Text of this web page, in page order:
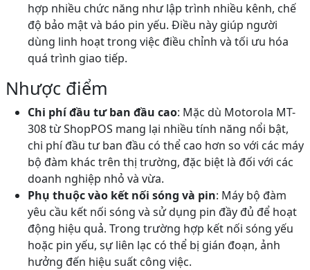
hợp nhiều chức năng như lập trình nhiều kênh, chế
độ bảo mật và báo pin yếu. Điều này giúp người
dùng linh hoạt trong việc điều chỉnh và tối ưu hóa
quá trình giao tiếp.
Nhược điểm
Chi phí đầu tư ban đầu cao: Mặc dù Motorola MT-
308 từ ShopPOS mang lại nhiều tính năng nổi bật,
chi phí đầu tư ban đầu có thể cao hơn so với các máy
bộ đàm khác trên thị trường, đặc biệt là đối với các
doanh nghiệp nhỏ và vừa.
Phụ thuộc vào kết nối sóng và pin: Máy bộ đàm
yêu cầu kết nối sóng và sử dụng pin đầy đủ để hoạt
động hiệu quả. Trong trường hợp kết nối sóng yếu
hoặc pin yếu, sự liên lạc có thể bị gián đoạn, ảnh
hưởng đến hiệu suất công việc.